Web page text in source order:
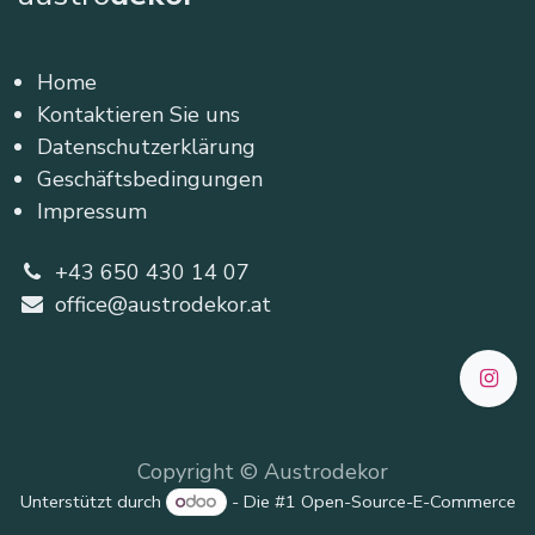
Home
Kontaktieren Sie uns
Datenschutzerklärung
Geschäftsbedingungen
Impressum
+43 650 430 14 07
office@austrodekor.at
Copyright © Austrodekor
Unterstützt durch - Die #1 Open-Source-E-Commerce